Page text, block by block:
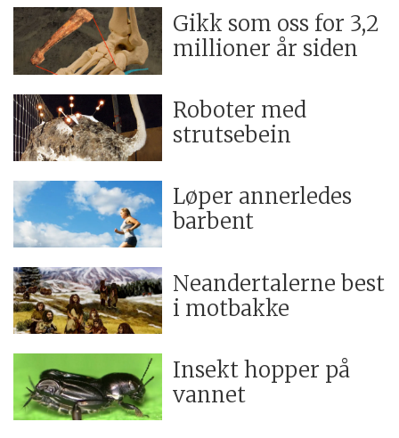
Gikk som oss for 3,2
millioner år siden
Roboter med
strutsebein
Løper annerledes
barbent
Neandertalerne best
i motbakke
Insekt hopper på
vannet